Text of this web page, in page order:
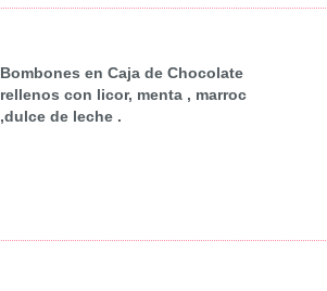
Bombones en Caja de Chocolate
rellenos con licor, menta , marroc
,dulce de leche .